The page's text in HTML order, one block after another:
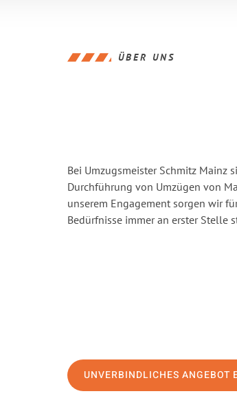
ÜBER UNS
Bei Umzugsmeister Schmitz Mainz
Durchführung von Umzügen von
unserem Engagement sorgen wir
Bedürfnisse immer an erster Stelle
UNVERBINDLICHES ANGEBOT